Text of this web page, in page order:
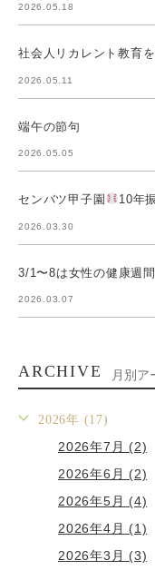
2026.05.18
社会人リカレント教育
2026.05.11
端午の節句
2026.05.05
センバツ甲子園 10年
2026.03.30
3/1〜8は女性の健康週間
2026.03.07
ARCHIVE 月別ア
2026年 (17)
2026年7月 (2)
2026年6月 (2)
2026年5月 (4)
2026年4月 (1)
2026年3月 (3)